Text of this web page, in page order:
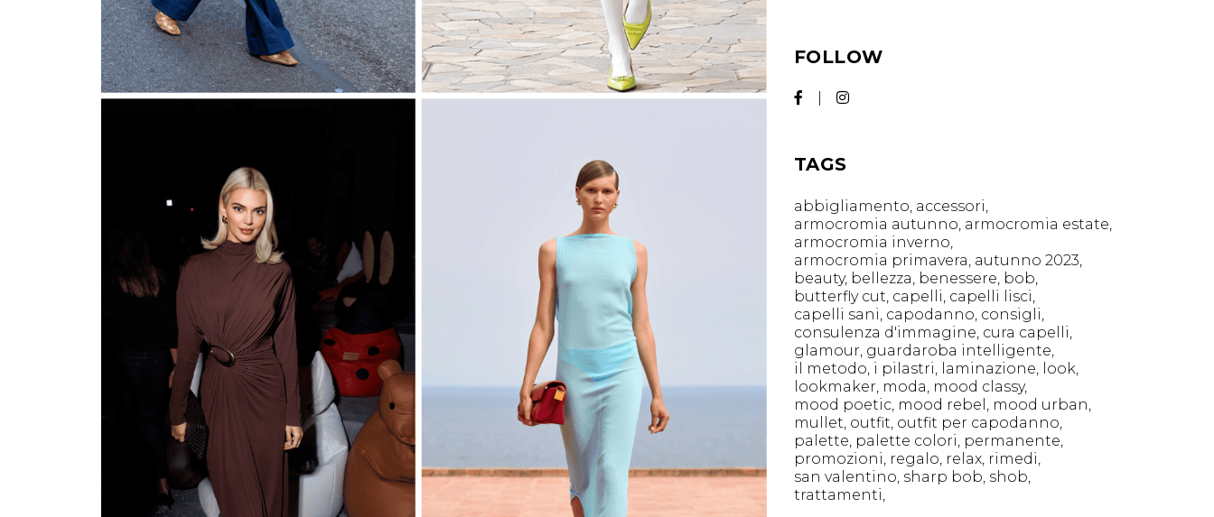
FOLLOW
TAGS
abbigliamento accessori
armocromia autunno armocromia estate
armocromia inverno
armocromia primavera autunno 2023
beauty bellezza benessere bob
butterfly cut capelli capelli lisci
capelli sani capodanno consigli
consulenza d'immagine cura capelli
glamour guardaroba intelligente
il metodo i pilastri laminazione
look
lookmaker moda mood classy
mood poetic mood rebel
mood urban
mullet outfit outfit per capodanno
palette palette colori permanente
promozioni regalo relax rimedi
san valentino sharp bob shob
trattamenti